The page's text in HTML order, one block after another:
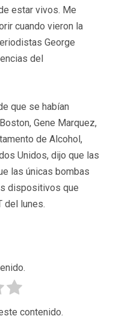
estar vivos. Me
cuando vieron la
George
del
que se habían
Gene Marquez,
de Alcohol,
Unidos, dijo que las
las únicas bombas
dispositivos que
del lunes.
contenido.